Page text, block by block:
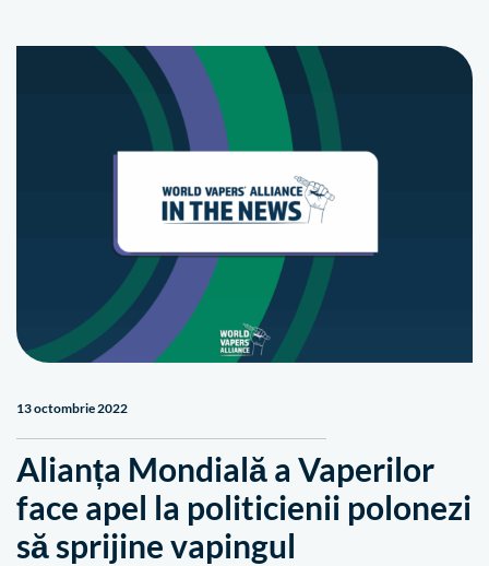
13 octombrie 2022
Alianța Mondială a Vaperilor
face apel la politicienii polonezi
să sprijine vapingul